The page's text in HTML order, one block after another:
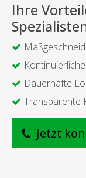
Ihre
Dauerhafte
Transparente
Jetzt